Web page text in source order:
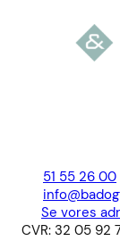
51 55 26 00
Se vores
CVR: 32 05 92